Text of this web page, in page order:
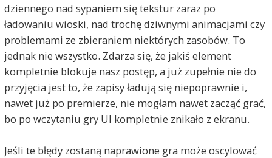
dziennego nad sypaniem się tekstur zaraz po
ładowaniu wioski, nad trochę dziwnymi animacjami czy
problemami ze zbieraniem niektórych zasobów. To
jednak nie wszystko. Zdarza się, że jakiś element
kompletnie blokuje nasz postęp, a już zupełnie nie do
przyjęcia jest to, że zapisy ładują się niepoprawnie i,
nawet już po premierze, nie mogłam nawet zacząć grać,
bo po wczytaniu gry UI kompletnie znikało z ekranu.
Jeśli te błędy zostaną naprawione gra może oscylować